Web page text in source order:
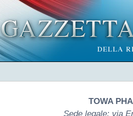
TOWA
Sede legale: via